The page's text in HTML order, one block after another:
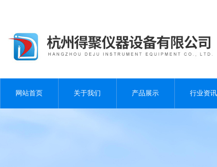
网站首页 关于我们 产品展示 行业资讯